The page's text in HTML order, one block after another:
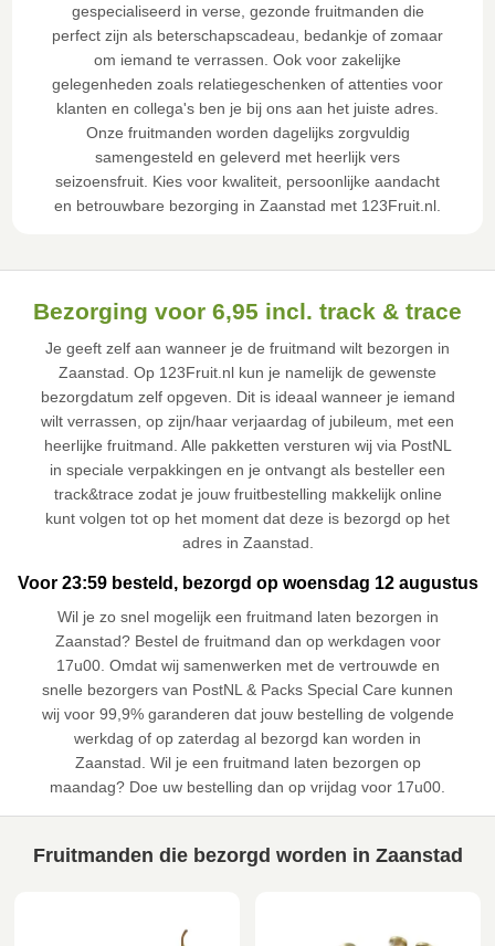
gespecialiseerd in verse, gezonde fruitmanden die
perfect zijn als beterschapscadeau, bedankje of zomaar
om iemand te verrassen. Ook voor zakelijke
gelegenheden zoals relatiegeschenken of attenties voor
klanten en collega's ben je bij ons aan het juiste adres.
Onze fruitmanden worden dagelijks zorgvuldig
samengesteld en geleverd met heerlijk vers
seizoensfruit. Kies voor kwaliteit, persoonlijke aandacht
en betrouwbare bezorging in Zaanstad met 123Fruit.nl.
Bezorging voor 6,95 incl. track & trace
Je geeft zelf aan wanneer je de fruitmand wilt bezorgen in
Zaanstad. Op 123Fruit.nl kun je namelijk de gewenste
bezorgdatum zelf opgeven. Dit is ideaal wanneer je iemand
wilt verrassen, op zijn/haar verjaardag of jubileum, met een
heerlijke fruitmand. Alle pakketten versturen wij via PostNL
in speciale verpakkingen en je ontvangt als besteller een
track&trace zodat je jouw fruitbestelling makkelijk online
kunt volgen tot op het moment dat deze is bezorgd op het
adres in Zaanstad.
Voor 23:59 besteld, bezorgd op woensdag 12 augustus
Wil je zo snel mogelijk een fruitmand laten bezorgen in
Zaanstad? Bestel de fruitmand dan op werkdagen voor
17u00. Omdat wij samenwerken met de vertrouwde en
snelle bezorgers van PostNL & Packs Special Care kunnen
wij voor 99,9% garanderen dat jouw bestelling de volgende
werkdag of op zaterdag al bezorgd kan worden in
Zaanstad. Wil je een fruitmand laten bezorgen op
maandag? Doe uw bestelling dan op vrijdag voor 17u00.
Fruitmanden die bezorgd worden in Zaanstad